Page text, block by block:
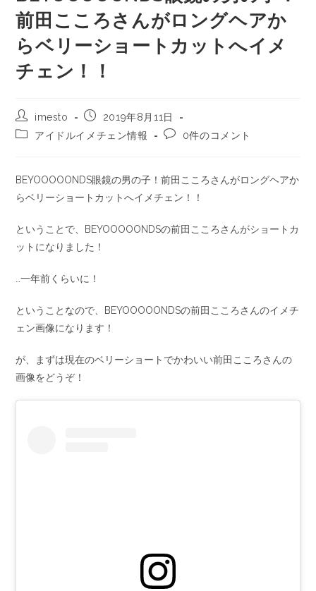
前田こころさんがロングヘアか
らベリーショートカットへイメ
チェン！！
imesto
2019年8月11日
アイドルイメチェン情報
0件のコメント
BEYOOOOONDS眼鏡の男の子！前田こころさんがロングヘアか
らベリーショートカットへイメチェン！！
ということで、BEYOOOOONDSの前田こころさんがショートカ
ットになりました！
…一年前くらいに！
ということなので、BEYOOOOONDSの前田こころさんのイメチ
ェン画像になります！
が、まずは現在のベリーショートでかわいい前田こころさんの
画像をどうぞ！